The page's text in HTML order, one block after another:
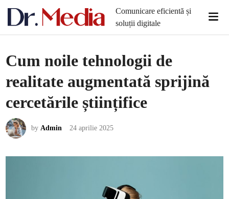
Comunicare eficientă și
soluții digitale
Cum noile tehnologii de
realitate augmentată sprijină
cercetările științifice
byAdmin 24 aprilie 2025